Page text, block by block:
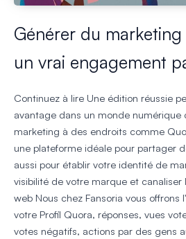
Générer du
un vrai engagement
Continuez à lire Une édition réussie
avantage dans un monde
marketing à des endroits comme
une plateforme idéale pour partager
aussi pour établir votre identité de
visibilité de votre marque et
web Nous chez Fansoria vous
votre Profil Quora, réponses, vues
votes négatifs, actions par des gens